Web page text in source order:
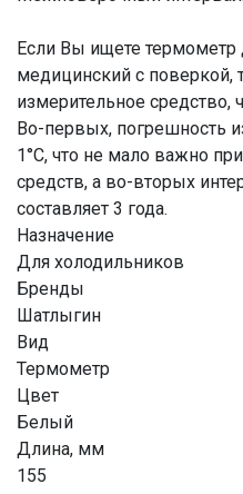
Если Вы ищете термометр
медицинский с поверкой,
измерительное средство,
Во-первых, погрешность
1°С, что не мало важно
средств, а во-вторых
составляет 3 года.
Назначение
Для холодильников
Бренды
Шатлыгин
Вид
Термометр
Цвет
Белый
Длина, мм
155